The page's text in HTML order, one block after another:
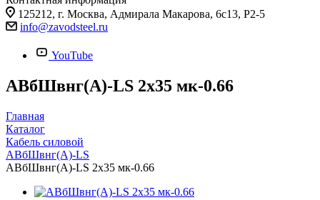
125212, г. Москва, Адмирала Макарова, 6с13, Р2-5
info@zavodsteel.ru
YouTube
АВбШвнг(A)-LS 2х35 мк-0.66
Главная
Каталог
Кабель силовой
АВбШвнг(A)-LS
АВбШвнг(A)-LS 2х35 мк-0.66